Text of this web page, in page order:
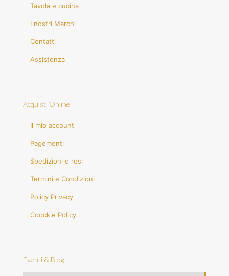
Tavola e cucina
I nostri Marchi
Contatti
Assistenza
Acquisti Online
Il mio account
Pagementi
Spedizioni e resi
Termini e Condizioni
Policy Privacy
Coockie Policy
Eventi & Blog